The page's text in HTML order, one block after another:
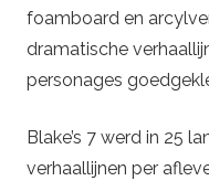
foamboard en
dramatische
personages
Blake’s 7 werd in 25
verhaallijnen per